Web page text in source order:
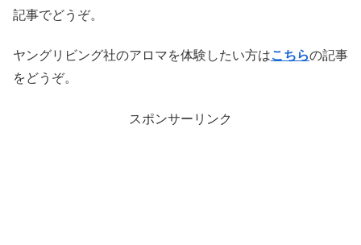
記事でどうぞ。
ヤングリビング社のアロマを体験したい方はこちらの記事
をどうぞ。
スポンサーリンク